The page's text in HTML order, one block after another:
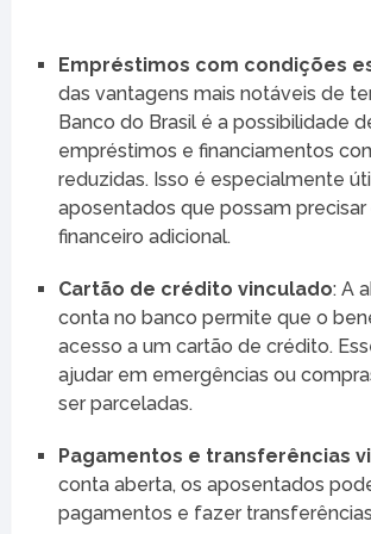
Empréstimos com condições
das vantagens mais notáveis de
Banco do Brasil é a possibilidade
empréstimos e financiamentos
reduzidas. Isso é especialmente
aposentados que possam
financeiro adicional.
Cartão de crédito vinculado: A
conta no banco permite que o
acesso a um cartão de crédito.
ajudar em emergências ou
ser parceladas.
Pagamentos e transferências
conta aberta, os aposentados
pagamentos e fazer